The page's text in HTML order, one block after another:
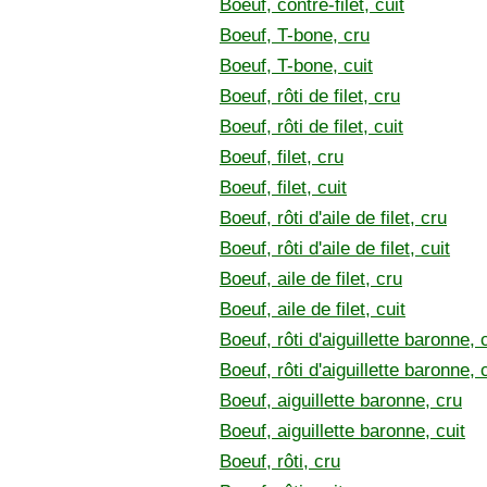
Boeuf, contre-filet, cuit
Boeuf, T-bone, cru
Boeuf, T-bone, cuit
Boeuf, rôti de filet, cru
Boeuf, rôti de filet, cuit
Boeuf, filet, cru
Boeuf, filet, cuit
Boeuf, rôti d'aile de filet, cru
Boeuf, rôti d'aile de filet, cuit
Boeuf, aile de filet, cru
Boeuf, aile de filet, cuit
Boeuf, rôti d'aiguillette baronne,
Boeuf, rôti d'aiguillette baronne,
Boeuf, aiguillette baronne, cru
Boeuf, aiguillette baronne, cuit
Boeuf, rôti, cru